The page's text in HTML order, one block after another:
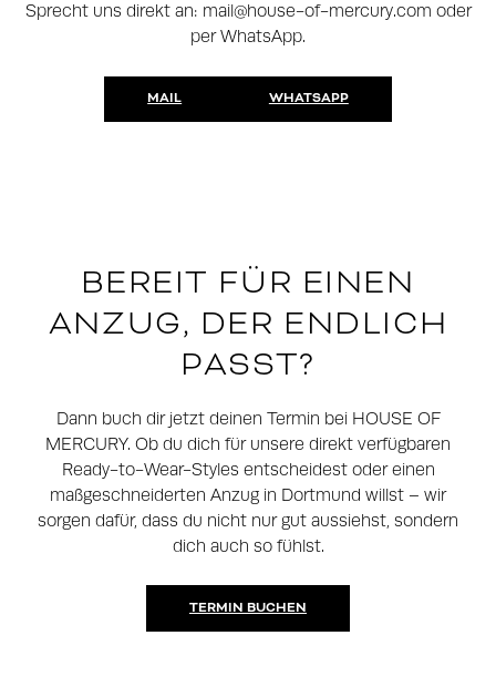
Sprecht uns direkt an: mail@house-of-mercury.com oder
per WhatsApp.
MAIL WHATSAPP
BEREIT FÜR EINEN
ANZUG, DER ENDLICH
PASST?
Dann buch dir jetzt deinen Termin bei HOUSE OF
MERCURY. Ob du dich für unsere direkt verfügbaren
Ready-to-Wear-Styles entscheidest oder einen
maßgeschneiderten Anzug in Dortmund willst – wir
sorgen dafür, dass du nicht nur gut aussiehst, sondern
dich auch so fühlst.
TERMIN BUCHEN